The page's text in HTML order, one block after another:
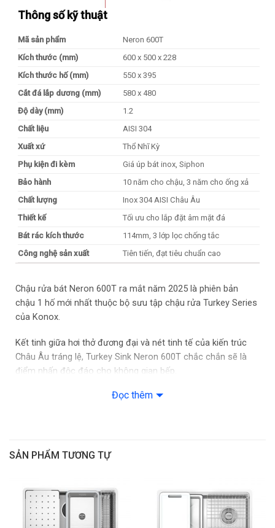
Thông số kỹ thuật
Mã sản phẩm
Neron 600T
Kích thước (mm)
600 x 500 x 228
Kích thước hố (mm)
550 x 395
Cắt đá lắp dương (mm)
580 x 480
Độ dày (mm)
1.2
Chất liệu
AISI 304
Xuất xứ
Thổ Nhĩ Kỳ
Phụ kiện đi kèm
Giá úp bát inox, Siphon
Bảo hành
10 năm cho chậu, 3 năm cho ống xả
Chất lượng
Inox 304 AISI Châu Âu
Thiết kế
Tối ưu cho lắp đặt âm mặt đá
Bát rác kích thước
114mm, 3 lớp lọc chống tắc
Công nghệ sản xuất
Tiên tiến, đạt tiêu chuẩn cao
Chậu rửa bát Neron 600T ra mắt năm 2025 là phiên bản
chậu 1 hố mới nhất thuộc bộ sưu tập chậu rửa Turkey Series
của Konox.
Kết tinh giữa hơi thở đương đại và nét tinh tế của kiến trúc
Châu Âu tráng lệ, Turkey Sink Neron 600T chắc chắn sẽ là
điểm nhấn độc đáo cho không gian bếp.
Sản xuất từ vật liệu Inox 304 AISI tiêu chuẩn Châu Âu, trải
tiếp từ Thổ Nhĩ Kỳ, đầy đủ CO, CQ.
Chất liệu inox 304 AISI Châu Âu
Đọc thêm
SẢN PHẨM TƯƠNG TỰ